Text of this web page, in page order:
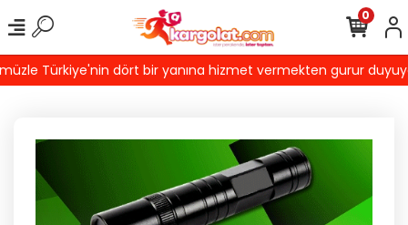
Türkiye'nin dört bir yanına hizmet vermekten gurur
0